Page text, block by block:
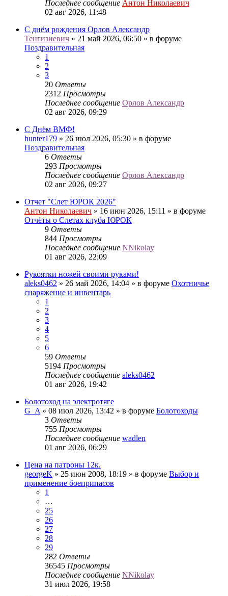
Последнее сообщение Антон Николаевич
02 авг 2026, 11:48
С днём рождения Орлов Александр
Тенгизиевич » 21 май 2026, 06:50 » в форуме
Поздравительная
1
2
3
20 Ответы
2312 Просмотры
Последнее сообщение Орлов Александр
02 авг 2026, 09:29
С Днём ВМФ!
hunter179 » 26 июл 2026, 05:30 » в форуме
Поздравительная
6 Ответы
293 Просмотры
Последнее сообщение Орлов Александр
02 авг 2026, 09:27
Отчет "Слет ЮРОК 2026"
Антон Николаевич » 16 июн 2026, 15:11 » в форуме
Отчёты о Слетах клуба ЮРОК
9 Ответы
844 Просмотры
Последнее сообщение NNikolay
01 авг 2026, 22:09
Рукоятки ножей своими руками!
aleks0462 » 26 май 2026, 14:04 » в форуме Охотничье
снаряжение и инвентарь
1
2
3
4
5
6
59 Ответы
5194 Просмотры
Последнее сообщение aleks0462
01 авг 2026, 19:42
Болотоход на электротяге
G_A » 08 июл 2026, 13:42 » в форуме Болотоходы
3 Ответы
755 Просмотры
Последнее сообщение wadlen
01 авг 2026, 06:29
Цена на патроны 12к.
georgeK » 25 июн 2008, 18:19 » в форуме Выбор и
применение боеприпасов
1
…
25
26
27
28
29
282 Ответы
36545 Просмотры
Последнее сообщение NNikolay
31 июл 2026, 19:58